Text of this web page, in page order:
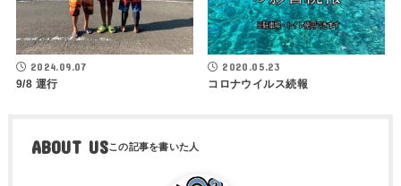
2024.09.07
9/8 運行
2020.05.23
コロナウイルス続報
ABOUT US